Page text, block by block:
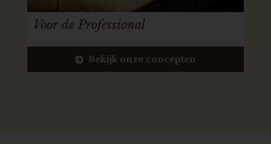
Voor de Professional
Bekijk onze concepten